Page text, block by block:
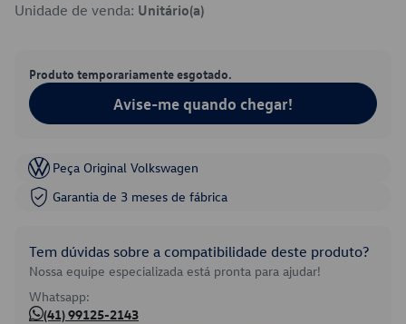
Unidade de venda: Unitário(a)
Produto temporariamente esgotado.
Avise-me quando chegar!
Peça Original Volkswagen
Garantia de 3 meses de fábrica
Tem dúvidas sobre a compatibilidade deste produto?
Nossa equipe especializada está pronta para ajudar!
Whatsapp:
(41) 99125-2143